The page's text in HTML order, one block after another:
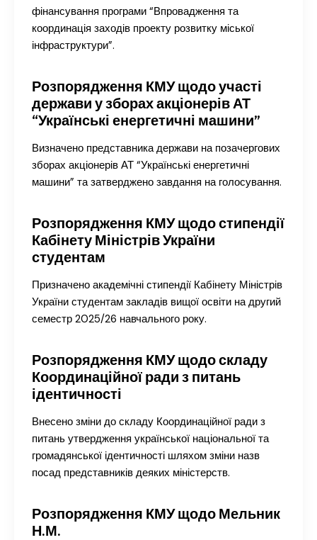
фінансування програми “Впровадження та
координація заходів проекту розвитку міської
інфраструктури”.
Розпорядження КМУ щодо участі
держави у зборах акціонерів АТ
“Українські енергетичні машини”
Визначено представника держави на позачергових
зборах акціонерів АТ “Українські енергетичні
машини” та затверджено завдання на голосування.
Розпорядження КМУ щодо стипендії
Кабінету Міністрів України
студентам
Призначено академічні стипендії Кабінету Міністрів
України студентам закладів вищої освіти на другий
семестр 2025/26 навчального року.
Розпорядження КМУ щодо складу
Координаційної ради з питань
ідентичності
Внесено зміни до складу Координаційної ради з
питань утвердження української національної та
громадянської ідентичності шляхом зміни назв
посад представників деяких міністерств.
Розпорядження КМУ щодо Мельник
Н.М.